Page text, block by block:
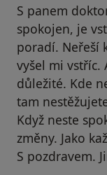
S panem
spokojen, je
poradí. Neřeší
vyšel mi vstříc.
důležité. Kde
tam
Když neste
změny. Jako
S pozdravem.